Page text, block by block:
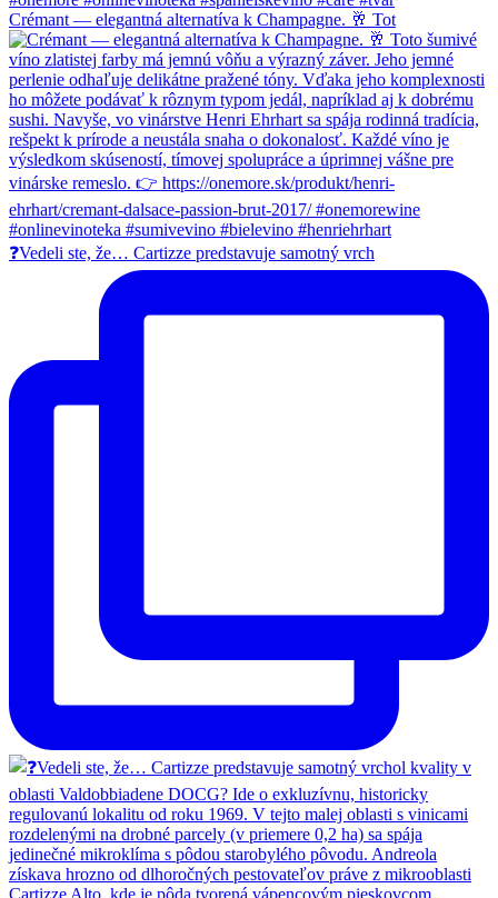
Crémant — elegantná alternatíva k Champagne. 🥂 Tot
❓Vedeli ste, že… Cartizze predstavuje samotný vrch